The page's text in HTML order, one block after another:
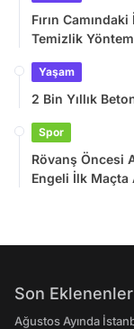
Fırın
Temizlik
Yaşam
2 Bin Yıllık
Spor
Rövanş Öncesi
Engeli İlk Maçta
Son Eklenenler
Ağustos Ayında